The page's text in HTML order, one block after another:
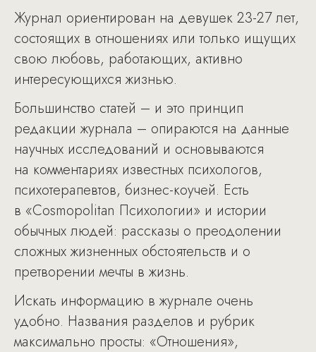
Журнал ориентирован на девушек 23-27 лет,
состоящих в отношениях или только ищущих
свою любовь, работающих, активно
интересующихся жизнью.
Большинство статей – и это принцип
редакции журнала – опираются на данные
научных исследований и основываются
на комментариях известных психологов,
психотерапевтов, бизнес-коучей. Есть
в «Cosmopolitan Психологии» и истории
обычных людей: рассказы о преодолении
сложных жизненных обстоятельств и о
претворении мечты в жизнь.
Искать информацию в журнале очень
удобно. Названия разделов и рубрик
максимально просты: «Отношения»,